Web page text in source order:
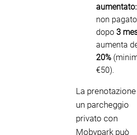
aumentato:
non pagato
dopo 3
aumenta
20%
€50).
La
un parcheggio
privato con
Mobypark può